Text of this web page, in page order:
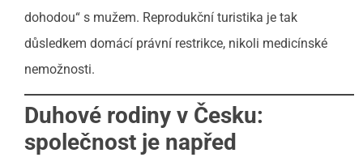
dohodou“ s mužem. Reprodukční turistika je tak
důsledkem domácí právní restrikce, nikoli medicínské
nemožnosti.
Duhové rodiny v Česku:
společnost je napřed